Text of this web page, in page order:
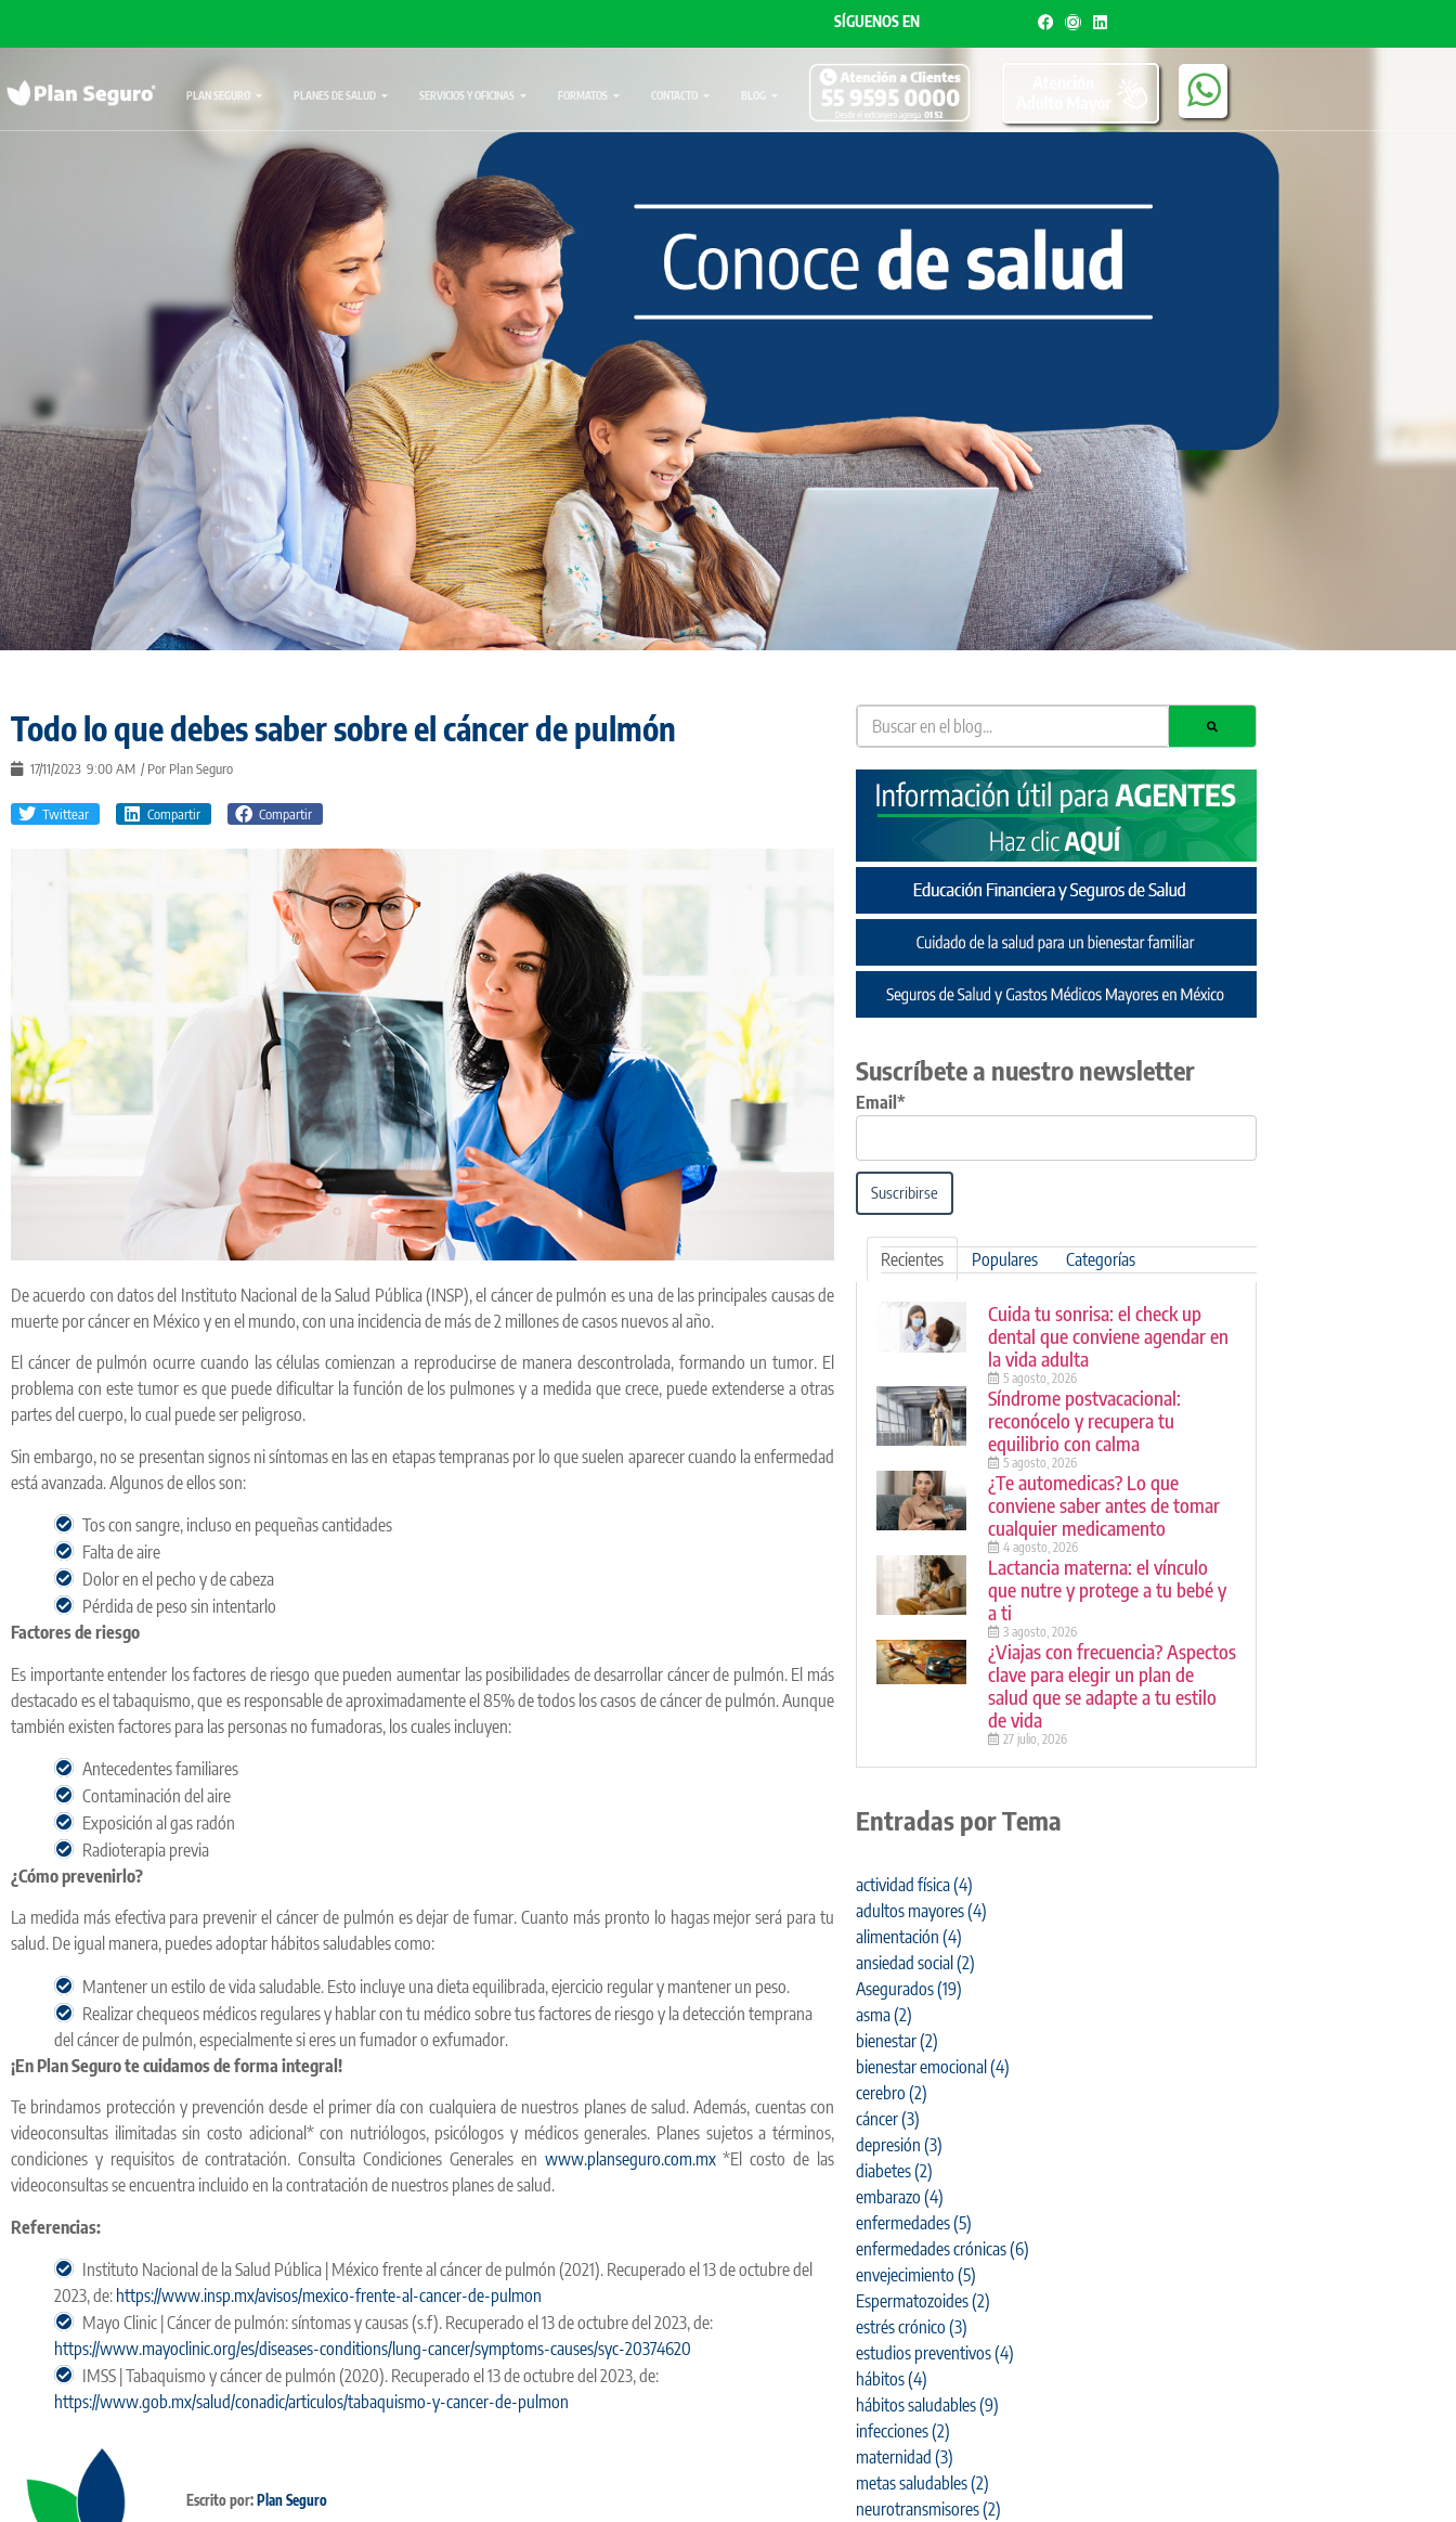
SÍGUENOS EN
PLAN SEGURO PLANES DE SALUD SERVICIOS Y OFICINAS FORMATOS CONTACTO BLOG
Todo lo que debes saber sobre el cáncer de pulmón
17/11/2023 9:00 AM / Por Plan Seguro
Twittear Compartir Compartir
De acuerdo con datos del Instituto Nacional de la Salud Pública (INSP), el cáncer de pulmón es una de las principales causas de
muerte por cáncer en México y en el mundo, con una incidencia de más de 2 millones de casos nuevos al año.
El cáncer de pulmón ocurre cuando las células comienzan a reproducirse de manera descontrolada, formando un tumor. El
problema con este tumor es que puede dificultar la función de los pulmones y a medida que crece, puede extenderse a otras
partes del cuerpo, lo cual puede ser peligroso.
Sin embargo, no se presentan signos ni síntomas en las en etapas tempranas por lo que suelen aparecer cuando la enfermedad
está avanzada. Algunos de ellos son:
Tos con sangre, incluso en pequeñas cantidades
Falta de aire
Dolor en el pecho y de cabeza
Pérdida de peso sin intentarlo
Factores de riesgo
Es importante entender los factores de riesgo que pueden aumentar las posibilidades de desarrollar cáncer de pulmón. El más
destacado es el tabaquismo, que es responsable de aproximadamente el 85% de todos los casos de cáncer de pulmón. Aunque
también existen factores para las personas no fumadoras, los cuales incluyen:
Antecedentes familiares
Contaminación del aire
Exposición al gas radón
Radioterapia previa
¿Cómo prevenirlo?
La medida más efectiva para prevenir el cáncer de pulmón es dejar de fumar. Cuanto más pronto lo hagas mejor será para tu
salud. De igual manera, puedes adoptar hábitos saludables como:
Mantener un estilo de vida saludable. Esto incluye una dieta equilibrada, ejercicio regular y mantener un peso.
Realizar chequeos médicos regulares y hablar con tu médico sobre tus factores de riesgo y la detección temprana
del cáncer de pulmón, especialmente si eres un fumador o exfumador.
¡En Plan Seguro te cuidamos de forma integral!
Te brindamos protección y prevención desde el primer día con cualquiera de nuestros planes de salud. Además, cuentas con
videoconsultas ilimitadas sin costo adicional* con nutriólogos, psicólogos y médicos generales. Planes sujetos a términos,
condiciones y requisitos de contratación. Consulta Condiciones Generales en www.planseguro.com.mx*El costo de las
videoconsultas se encuentra incluido en la contratación de nuestros planes de salud.
Referencias:
Instituto Nacional de la Salud Pública | México frente al cáncer de pulmón (2021). Recuperado el 13 de octubre del
2023, de: https://www.insp.mx/avisos/mexico-frente-al-cancer-de-pulmon
Mayo Clinic | Cáncer de pulmón: síntomas y causas (s.f). Recuperado el 13 de octubre del 2023, de:
https://www.mayoclinic.org/es/diseases-conditions/lung-cancer/symptoms-causes/syc-20374620
IMSS | Tabaquismo y cáncer de pulmón (2020). Recuperado el 13 de octubre del 2023, de:
https://www.gob.mx/salud/conadic/articulos/tabaquismo-y-cancer-de-pulmon
Escrito por: Plan Seguro
Suscríbete a nuestro newsletter
Email*
Suscribirse
Recientes Populares Categorías
Cuida tu sonrisa: el check up
dental que conviene agendar en
la vida adulta
5 agosto, 2026
Síndrome postvacacional:
reconócelo y recupera tu
equilibrio con calma
5 agosto, 2026
¿Te automedicas? Lo que
conviene saber antes de tomar
cualquier medicamento
4 agosto, 2026
Lactancia materna: el vínculo
que nutre y protege a tu bebé y
a ti
3 agosto, 2026
¿Viajas con frecuencia? Aspectos
clave para elegir un plan de
salud que se adapte a tu estilo
de vida
27 julio, 2026
Entradas por Tema
actividad física(4)
adultos mayores(4)
alimentación (4)
ansiedad social(2)
Asegurados(19)
asma(2)
bienestar(2)
bienestar emocional(4)
cerebro (2)
cáncer(3)
depresión (3)
diabetes(2)
embarazo (4)
enfermedades(5)
enfermedades crónicas(6)
envejecimiento (5)
Espermatozoides(2)
estrés crónico (3)
estudios preventivos(4)
hábitos(4)
hábitos saludables(9)
infecciones(2)
maternidad (3)
metas saludables(2)
neurotransmisores(2)